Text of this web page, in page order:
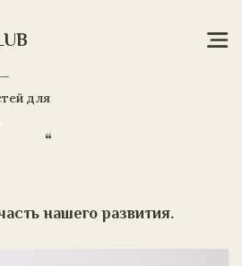
для
“
нашего развития.